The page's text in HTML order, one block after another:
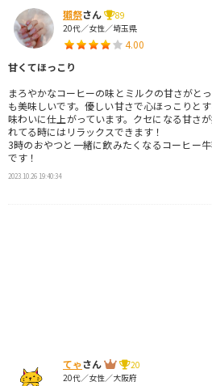
獺祭さん
89
20代／女性／埼玉県
4.00
甘くてほっこり
まろやかなコーヒーの味とミルクの甘さがと
も美味しいです。優しい甘さで心ほっこりとす
味わいに仕上がっています。クセになる甘さ
れてる時にはリラックスできます！
3時のおやつと一緒に飲みたくなるコーヒー
です！
2023.10.26 19:40:34
てゃさん
20
20代／女性／大阪府